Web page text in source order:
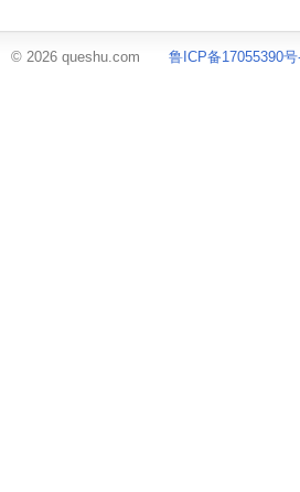
© 2026 queshu.com 鲁ICP备17055390号